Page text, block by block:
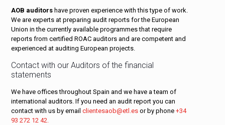
AOB auditors have proven experience with this type of work.
We are experts at preparing audit reports for the European
Union in the currently available programmes that require
reports from certified ROAC auditors and are competent and
experienced at auditing European projects.
Contact with our Auditors of the financial
statements
We have offices throughout Spain and we have a team of
international auditors. If you need an audit report you can
contact with us by email clientesaob@etl.es or by phone +34
93 272 12 42.